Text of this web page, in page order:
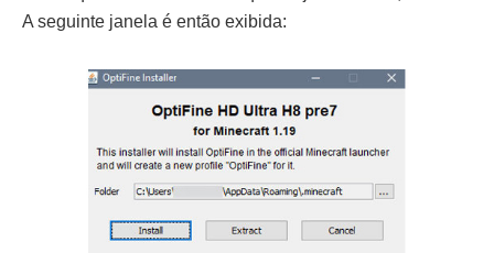
A seguinte janela é então exibida: